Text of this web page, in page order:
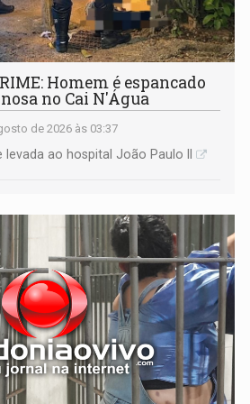
Homem é espancado
no Cai N'Água
de 2026 às 03:37
ao hospital João Paulo II